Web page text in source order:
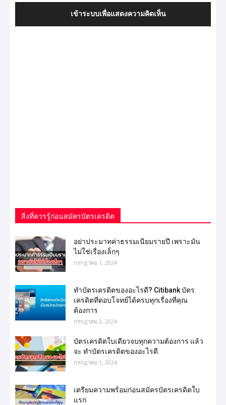
เข้าระบบเพื่อแสดงความคิดเห็น
สิ่งที่ควรรู้ก่อนสมัครบัตรเครดิต
อย่าประมาทค่าธรรมเนียมรายปี เพราะมัน
ไม่ใช่เรื่องเล็กๆ
กรกฎาคม 1, 2024
ทำบัตรเครดิตของอะไรดี? Citibank บัตร
เครดิตที่ตอบโจทย์ได้ครบทุกเรื่องที่คุณ
ต้องการ
กรกฎาคม 2, 2024
บัตรเครดิตใบเดียวจบทุกความต้องการ แล้ว
จะ ทำบัตรเครดิตของอะไรดี
กรกฎาคม 1, 2024
เตรียมความพร้อมก่อนสมัครบัตรเครดิตใบ
แรก